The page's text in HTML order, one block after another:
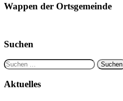
Wappen der Ortsgemeinde
Suchen
Suchen
nach:
Aktuelles